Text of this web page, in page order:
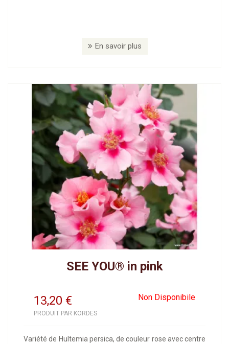
En savoir plus
SEE YOU® in pink
13,20 Non Disponibile
€
PRODUIT PAR KORDES
Variété de Hultemia persica, de couleur rose avec centre